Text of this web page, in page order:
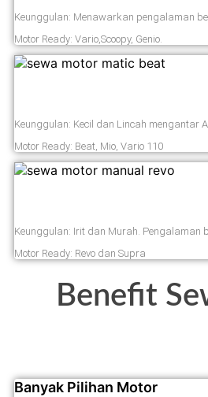
Keunggulan: Menawarkan pengalaman
Motor Ready: Vario,Scoopy, Genio.
Keunggulan: Kecil dan Lincah mengantar
Motor Ready: Beat, Mio, Vario 110
Keunggulan: Irit dan Murah. Pengalaman
Motor Ready: Revo dan Supra
Benefit
Banyak Pilihan Motor